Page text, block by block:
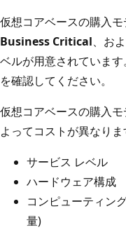
仮想コアベースの購入モ
Business Critical、お
ベルが用意されています
を確認してください。
仮想コアベースの購入
よってコストが異なりま
サービス レベル
ハードウェア構成
コンピューティン
量)